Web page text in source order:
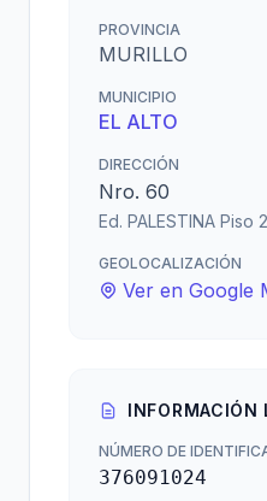
PROVINCIA
MURILLO
MUNICIPIO
EL ALTO
DIRECCIÓN
Nro. 60
Ed. PALESTINA Piso 2
GEOLOCALIZACIÓN
Ver en Google
INFORMACIÓN
NÚMERO DE
376091024